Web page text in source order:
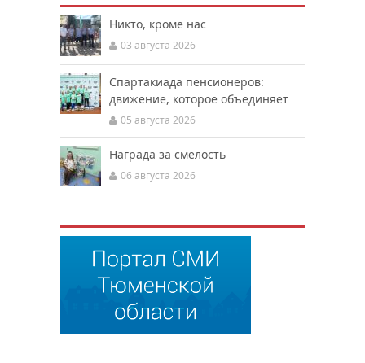
Никто, кроме нас
03 августа 2026
Спартакиада пенсионеров:
движение, которое объединяет
05 августа 2026
Награда за смелость
06 августа 2026